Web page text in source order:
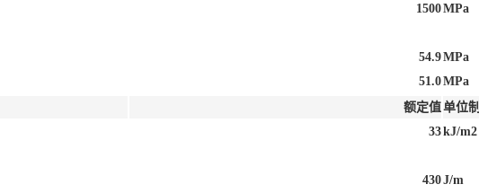
1500MPa
54.9MPa
51.0MPa
额定值单位制
33kJ/m2
430J/m